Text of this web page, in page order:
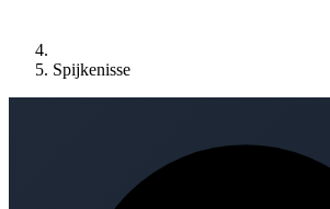
Spijkenisse